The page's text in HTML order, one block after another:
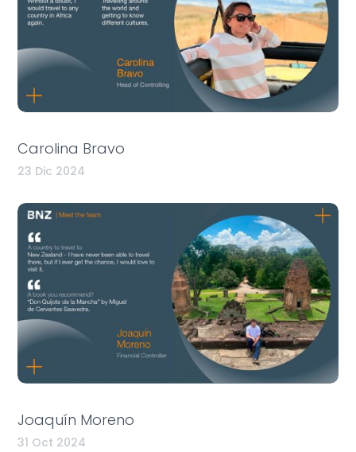
Carolina Bravo
23 Dic 2024
Joaquín Moreno
31 Oct 2024